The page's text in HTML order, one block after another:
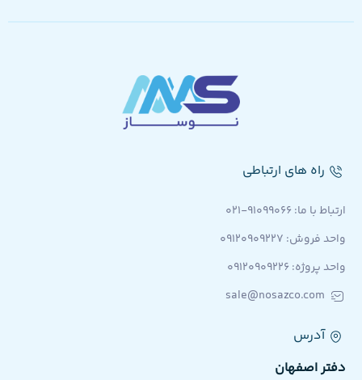
راه های ارتباطی
ارتباط با ما: 91099066-021
واحد فروش: 09120909227
واحد پروژه: ۰۹۱۲۰۹۰۹۲۲۶
sale@nosazco.com
آدرس
دفتر اصفهان